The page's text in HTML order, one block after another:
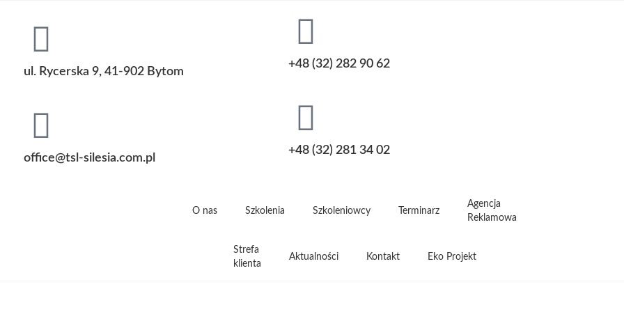
ul. Rycerska 9, 41-902 Bytom
office@tsl-silesia.com.pl
+48 (32) 282 90 62
+48 (32) 281 34 02
O nas Szkolenia Szkoleniowcy Terminarz
Agencja
Reklamowa
Strefa
klienta
Aktualności Kontakt Eko Projekt